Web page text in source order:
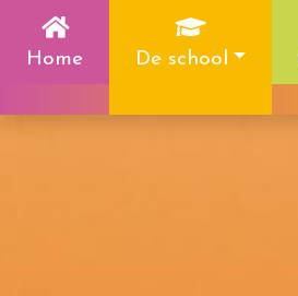
Home De school